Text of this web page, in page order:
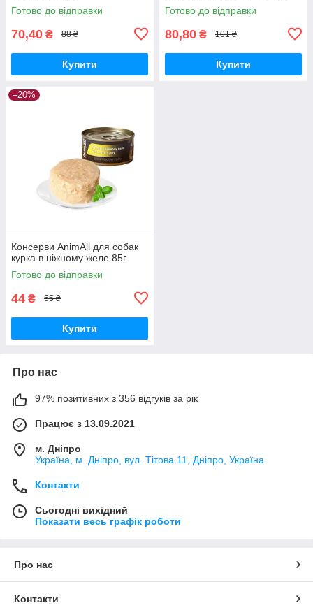
Готово до відправки
70,40 ₴ 88 ₴
Купити
Готово до відправки
80,80 ₴ 101 ₴
Купити
–20%
Консерви AnimAll для собак
курка в ніжному желе 85г
Готово до відправки
44 ₴ 55 ₴
Купити
Про нас
97% позитивних з 356 відгуків за рік
Працює з 13.09.2021
м. Дніпро
Україна, м. Дніпро, вул. Тітова 11, Дніпро, Україна
Контакти
Сьогодні вихідний
Показати весь графік роботи
Про нас
Контакти